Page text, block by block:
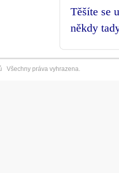
Těšíte se
někdy
Všechny práva vyhrazena.